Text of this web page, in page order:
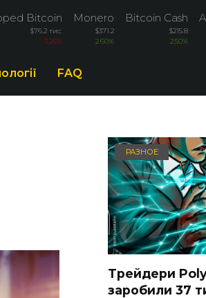
Bitcoin
$76.2 тис.
-3.26%
Monero
$371.2
2.60%
Bitcoin Cash
$215.8
2.50%
FAQ
РАЗНОЕ
Трейдери
заробили 37